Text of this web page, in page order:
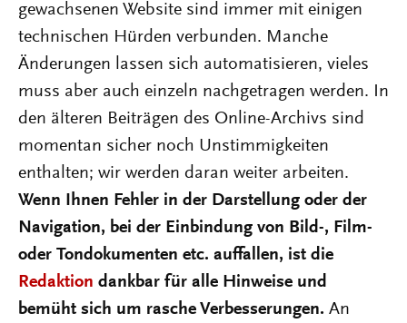
gewachsenen Website sind immer mit einigen
technischen Hürden verbunden. Manche
Änderungen lassen sich automatisieren, vieles
muss aber auch einzeln nachgetragen werden. In
den älteren Beiträgen des Online-Archivs sind
momentan sicher noch Unstimmigkeiten
enthalten; wir werden daran weiter arbeiten.
Wenn Ihnen Fehler in der Darstellung oder der
Navigation, bei der Einbindung von Bild-, Film-
oder Tondokumenten etc. auffallen, ist die
Redaktion dankbar für alle Hinweise und
bemüht sich um rasche Verbesserungen. An